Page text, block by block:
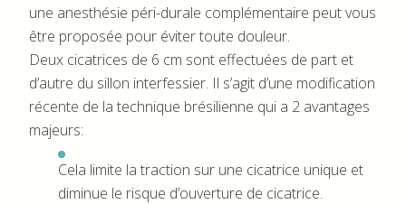
une anesthésie péri-durale complémentaire peut vous
être proposée pour éviter toute douleur.
Deux cicatrices de 6 cm sont effectuées de part et
d’autre du sillon interfessier. Il s’agit d’une modification
récente de la technique brésilienne qui a 2 avantages
majeurs:
Cela limite la traction sur une cicatrice unique et
diminue le risque d’ouverture de cicatrice.